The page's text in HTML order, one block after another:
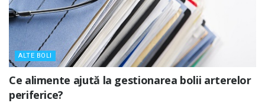
ALTE BOLI
Ce alimente ajută la gestionarea bolii arterelor
periferice?